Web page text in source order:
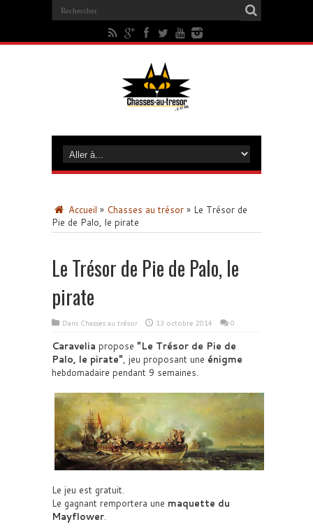
Accueil » Chasses au trésor » Le Trésor de
Pie de Palo, le pirate
Le Trésor de Pie de Palo, le
pirate
Dans Chasses au trésor 13 octobre 2014 0
Caravelia propose
Le Trésor de Pie de
Palo, le pirate , jeu proposant une énigme
hebdomadaire pendant 9 semaines.
Le jeu est gratuit.
Le gagnant remportera une maquette du
Mayflower.